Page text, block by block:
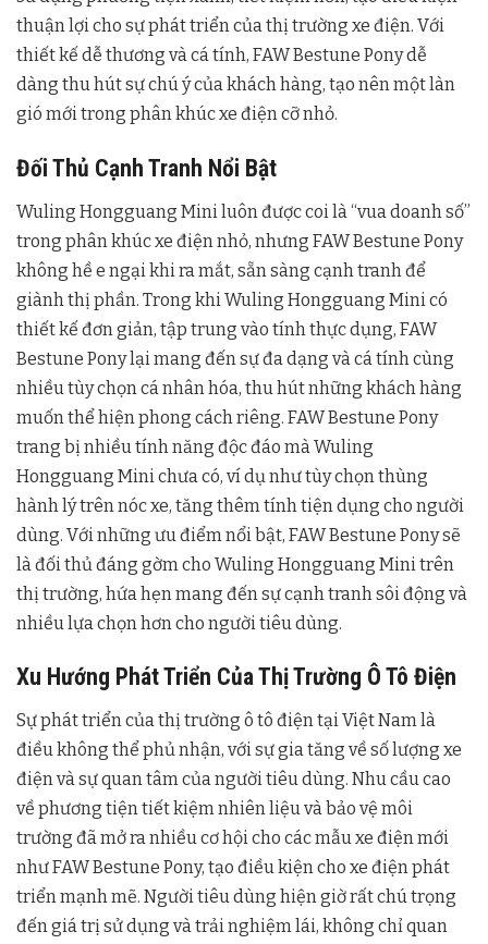
thuận lợi cho sự phát triển của thị trường xe điện. Với
thiết kế dễ thương và cá tính, FAW Bestune Pony dễ
dàng thu hút sự chú ý của khách hàng, tạo nên một làn
gió mới trong phân khúc xe điện cỡ nhỏ.
Đối Thủ Cạnh Tranh Nổi Bật
Wuling Hongguang Mini luôn được coi là “vua doanh số”
trong phân khúc xe điện nhỏ, nhưng FAW Bestune Pony
không hề e ngại khi ra mắt, sẵn sàng cạnh tranh để
giành thị phần. Trong khi Wuling Hongguang Mini có
thiết kế đơn giản, tập trung vào tính thực dụng, FAW
Bestune Pony lại mang đến sự đa dạng và cá tính cùng
nhiều tùy chọn cá nhân hóa, thu hút những khách hàng
muốn thể hiện phong cách riêng. FAW Bestune Pony
trang bị nhiều tính năng độc đáo mà Wuling
Hongguang Mini chưa có, ví dụ như tùy chọn thùng
hành lý trên nóc xe, tăng thêm tính tiện dụng cho người
dùng. Với những ưu điểm nổi bật, FAW Bestune Pony sẽ
là đối thủ đáng gờm cho Wuling Hongguang Mini trên
thị trường, hứa hẹn mang đến sự cạnh tranh sôi động và
nhiều lựa chọn hơn cho người tiêu dùng.
Xu Hướng Phát Triển Của Thị Trường Ô Tô Điện
Sự phát triển của thị trường ô tô điện tại Việt Nam là
điều không thể phủ nhận, với sự gia tăng về số lượng xe
điện và sự quan tâm của người tiêu dùng. Nhu cầu cao
về phương tiện tiết kiệm nhiên liệu và bảo vệ môi
trường đã mở ra nhiều cơ hội cho các mẫu xe điện mới
như FAW Bestune Pony, tạo điều kiện cho xe điện phát
triển mạnh mẽ. Người tiêu dùng hiện giờ rất chú trọng
đến giá trị sử dụng và trải nghiệm lái, không chỉ quan